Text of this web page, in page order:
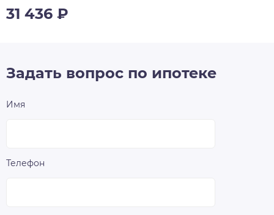
31 436 ₽
Задать вопрос по ипотеке
Имя
Телефон